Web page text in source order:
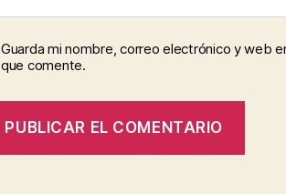
Guarda mi nombre, correo electrónico y web
que comente.